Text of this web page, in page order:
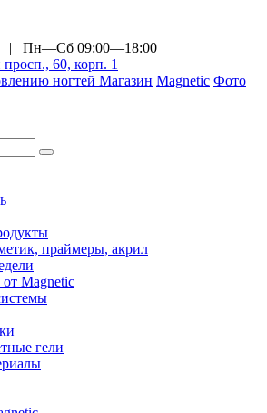
/ | Пн—Сб 09:00—18:00
60, корп. 1
ногтей Магазин Magnetic Фото
праймеры, акрил
Magnetic
гели